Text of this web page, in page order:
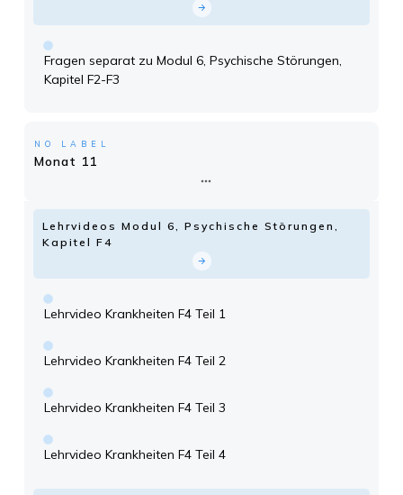
Fragen separat zu Modul 6, Psychische Störungen,
Kapitel F2-F3
NO LABEL
Monat 11
Lehrvideos Modul 6, Psychische Störungen,
Kapitel F4
Lehrvideo Krankheiten F4 Teil 1
Lehrvideo Krankheiten F4 Teil 2
Lehrvideo Krankheiten F4 Teil 3
Lehrvideo Krankheiten F4 Teil 4